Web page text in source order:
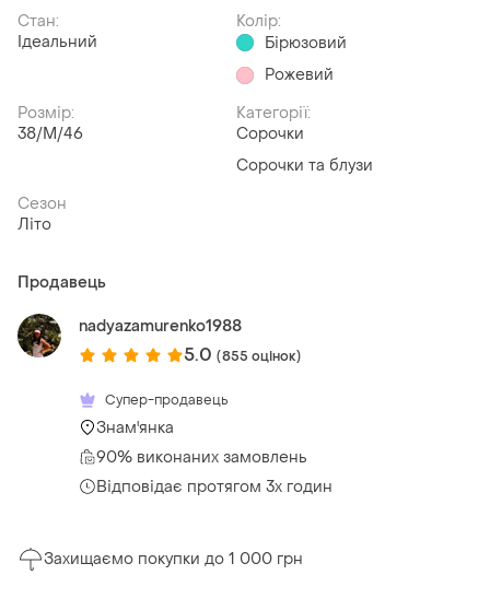
Стан:
Ідеальний
Колір:
Бірюзовий
Рожевий
Розмір:
38/M/46
Категорії:
Сорочки
Сорочки та блузи
Сезон
Літо
Продавець
nadyazamurenko1988
5.0 (855 оцінок)
Супер-продавець
Знам'янка
90% виконаних замовлень
Відповідає протягом 3х годин
Захищаємо покупки до 1 000 грн